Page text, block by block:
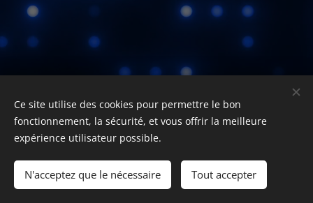
2025 www.jazykovkaONLINE.cz
Všechna práva vyhrazena.
Langues
Čeština
English Deutsch Polski Français
Ce site utilise des cookies pour permettre le bon
fonctionnement, la sécurité, et vous offrir la meilleure
expérience utilisateur possible.
N'acceptez que le nécessaire Tout accepter